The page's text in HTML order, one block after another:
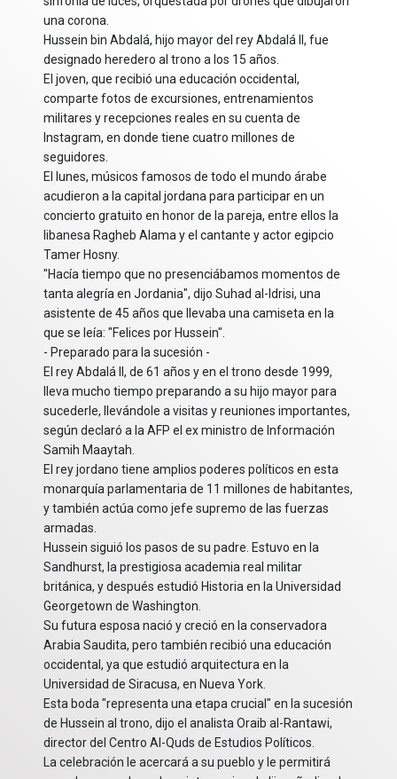
una corona.
Hussein bin Abdalá, hijo mayor del rey Abdalá II, fue
designado heredero al trono a los 15 años.
El joven, que recibió una educación occidental,
comparte fotos de excursiones, entrenamientos
militares y recepciones reales en su cuenta de
Instagram, en donde tiene cuatro millones de
seguidores.
El lunes, músicos famosos de todo el mundo árabe
acudieron a la capital jordana para participar en un
concierto gratuito en honor de la pareja, entre ellos la
libanesa Ragheb Alama y el cantante y actor egipcio
Tamer Hosny.
"Hacía tiempo que no presenciábamos momentos de
tanta alegría en Jordania", dijo Suhad al-Idrisi, una
asistente de 45 años que llevaba una camiseta en la
que se leía: "Felices por Hussein".
- Preparado para la sucesión -
El rey Abdalá II, de 61 años y en el trono desde 1999,
lleva mucho tiempo preparando a su hijo mayor para
sucederle, llevándole a visitas y reuniones importantes,
según declaró a la AFP el ex ministro de Información
Samih Maaytah.
El rey jordano tiene amplios poderes políticos en esta
monarquía parlamentaria de 11 millones de habitantes,
y también actúa como jefe supremo de las fuerzas
armadas.
Hussein siguió los pasos de su padre. Estuvo en la
Sandhurst, la prestigiosa academia real militar
británica, y después estudió Historia en la Universidad
Georgetown de Washington.
Su futura esposa nació y creció en la conservadora
Arabia Saudita, pero también recibió una educación
occidental, ya que estudió arquitectura en la
Universidad de Siracusa, en Nueva York.
Esta boda "representa una etapa crucial" en la sucesión
de Hussein al trono, dijo el analista Oraib al-Rantawi,
director del Centro Al-Quds de Estudios Políticos.
La celebración le acercará a su pueblo y le permitirá